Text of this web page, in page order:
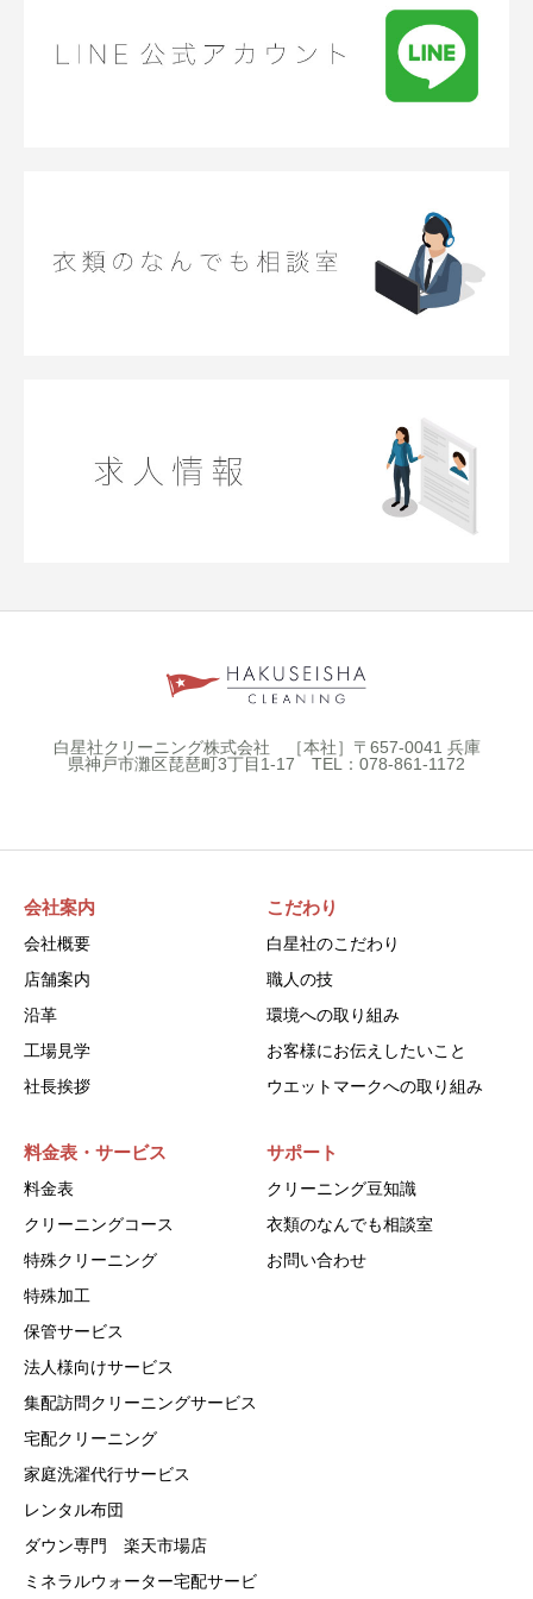
白星社クリーニング株式会社 ［本社］〒657-0041 兵庫
県神戸市灘区琵琶町3丁目1-17 TEL：078-861-1172
会社案内
会社概要
店舗案内
沿革
工場見学
社長挨拶
こだわり
白星社のこだわり
職人の技
環境への取り組み
お客様にお伝えしたいこと
ウエットマークへの取り組み
料金表・サービス
料金表
クリーニングコース
特殊クリーニング
特殊加工
保管サービス
法人様向けサービス
集配訪問クリーニングサービス
宅配クリーニング
家庭洗濯代行サービス
レンタル布団
ダウン専門 楽天市場店
ミネラルウォーター宅配サービ
サポート
クリーニング豆知識
衣類のなんでも相談室
お問い合わせ